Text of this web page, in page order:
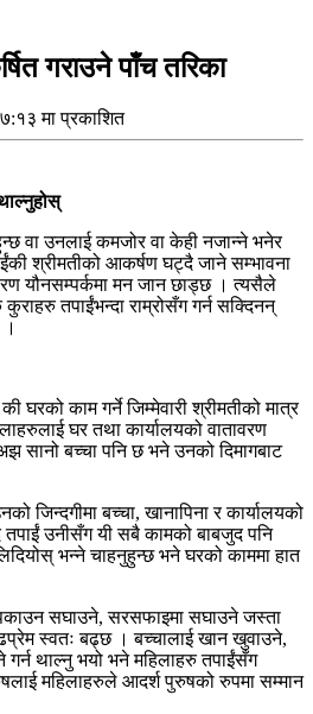
गराउने पाँच तरिका
मा प्रकाशित
वा उनलाई कमजोर वा केही नजान्ने भनेर
श्रीमतीको आकर्षण घट्दै जाने सम्भावना
यौनसम्पर्कमा मन जान छाड्छ । त्यसैले
तपाईंभन्दा राम्रोसँग गर्न सक्दिनन्
घरको काम गर्ने जिम्मेवारी श्रीमतीको मात्र
घर तथा कार्यालयको वातावरण
सानो बच्चा पनि छ भने उनको दिमागबाट
जिन्दगीमा बच्चा, खानापिना र कार्यालयको
उनीसँग यी सबै कामको बाबजुद पनि
भन्ने चाहनुहुन्छ भने घरको काममा हात
पकाउन सघाउने, सरसफाइमा सघाउने जस्ता
स्वतः बढ्छ । बच्चालाई खान खुवाउने,
गर्न थाल्नु भयो भने महिलाहरु तपाईंसँग
महिलाहरुले आदर्श पुरुषको रुपमा सम्मान